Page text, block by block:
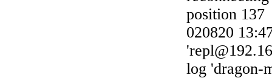
position 137
020820
'
log 'dragon-